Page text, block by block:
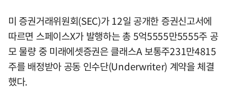
미 증권거래위원회(SEC)가 12일 공개한 증권신고서에
따르면 스페이스X가 발행하는 총 5억5555만5555주 공
모 물량 중 미래에셋증권은 클래스A 보통주231만4815
주를 배정받아 공동 인수단(Underwriter) 계약을 체결
했다.